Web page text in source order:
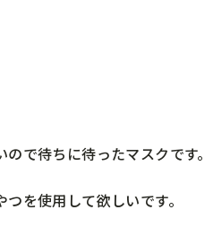
で待ちに待ったマスクです。
を使用して欲しいです。